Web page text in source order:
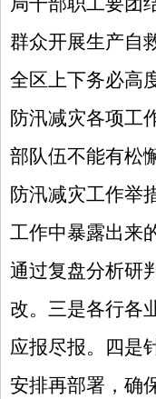
群众开展生产自
全区上下务必高
防汛减灾各项工
部队伍不能有松
防汛减灾工作举
工作中暴露出来
通过复盘分析研
改。三是各行各
应报尽报。四是
安排再部署，确